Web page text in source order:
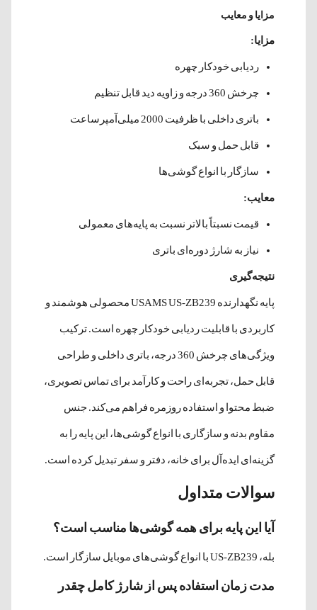
مزایا و معایب
مزایا:
ردیابی خودکار چهره
چرخش 360 درجه و زاویه دید قابل تنظیم
باتری داخلی با ظرفیت 2000 میلی‌آمپرساعت
قابل حمل و سبک
سازگار با انواع گوشی‌ها
معایب:
قیمت نسبتاً بالاتر نسبت به پایه‌های معمولی
نیاز به شارژ دوره‌ای باتری
نتیجه‌گیری
پایه نگهدارنده USAMS US-ZB239 محصولی هوشمند و
کاربردی با قابلیت ردیابی خودکار چهره است. ترکیب
ویژگی‌های چرخش 360 درجه، باتری داخلی و طراحی
قابل حمل، تجربه‌ای راحت و کارآمد برای تماس تصویری،
ضبط محتوا و استفاده روزمره فراهم می‌کند. جنس
مقاوم بدنه و سازگاری با انواع گوشی‌ها، این پایه را به
گزینه‌ای ایده‌آل برای خانه، دفتر و سفر تبدیل کرده است.
سوالات متداول
آیا این پایه برای همه گوشی‌ها مناسب است؟
بله، US-ZB239 با انواع گوشی‌های موبایل سازگار است.
مدت زمان استفاده پس از شارژ کامل چقدر